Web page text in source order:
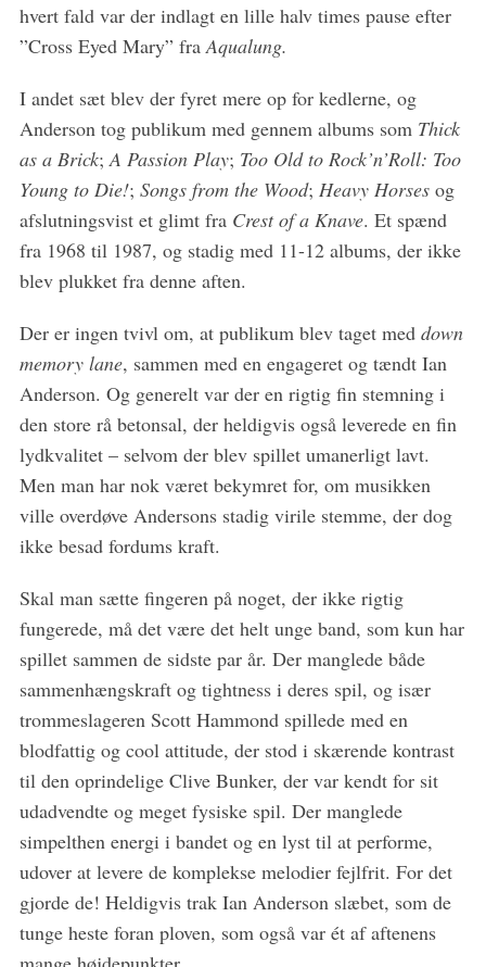
hvert fald var der indlagt en lille halv times pause efter
”Cross Eyed Mary” fra Aqualung.
I andet sæt blev der fyret mere op for kedlerne, og
Anderson tog publikum med gennem albums som Thick
as a Brick; A Passion Play; Too Old to Rock’n’Roll: Too
Young to Die!; Songs from the Wood; Heavy Horsesog
afslutningsvist et glimt fra Crest of a Knave. Et spænd
fra 1968 til 1987, og stadig med 11-12 albums, der ikke
blev plukket fra denne aften.
Der er ingen tvivl om, at publikum blev taget med down
memory lane, sammen med en engageret og tændt Ian
Anderson. Og generelt var der en rigtig fin stemning i
den store rå betonsal, der heldigvis også leverede en fin
lydkvalitet – selvom der blev spillet umanerligt lavt.
Men man har nok været bekymret for, om musikken
ville overdøve Andersons stadig virile stemme, der dog
ikke besad fordums kraft.
Skal man sætte fingeren på noget, der ikke rigtig
fungerede, må det være det helt unge band, som kun har
spillet sammen de sidste par år. Der manglede både
sammenhængskraft og tightness i deres spil, og især
trommeslageren Scott Hammond spillede med en
blodfattig og cool attitude, der stod i skærende kontrast
til den oprindelige Clive Bunker, der var kendt for sit
udadvendte og meget fysiske spil. Der manglede
simpelthen energi i bandet og en lyst til at performe,
udover at levere de komplekse melodier fejlfrit. For det
gjorde de! Heldigvis trak Ian Anderson slæbet, som de
tunge heste foran ploven, som også var ét af aftenens